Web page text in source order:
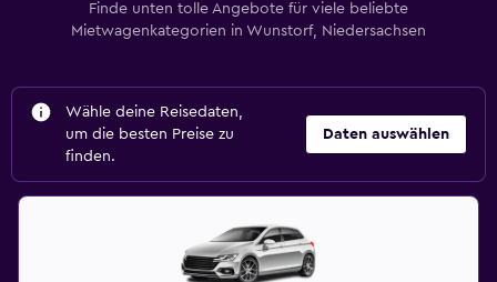
Finde unten tolle Angebote für viele beliebte
Mietwagenkategorien in Wunstorf, Niedersachsen
Wähle deine Reisedaten,
um die besten Preise zu
finden.
Daten auswählen